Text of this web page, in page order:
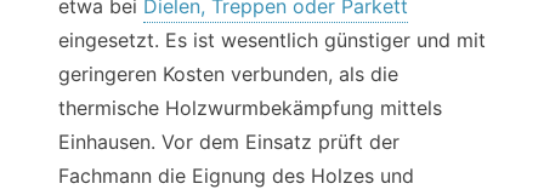
etwa bei Dielen, Treppen oder Parkett
eingesetzt. Es ist wesentlich günstiger und mit
geringeren Kosten verbunden, als die
thermische Holzwurmbekämpfung mittels
Einhausen. Vor dem Einsatz prüft der
Fachmann die Eignung des Holzes und